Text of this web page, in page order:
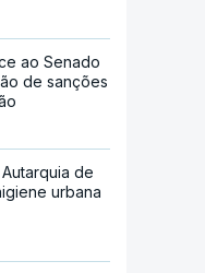
ao Senado
de sanções
de
urbana